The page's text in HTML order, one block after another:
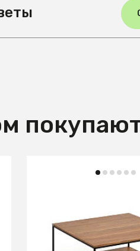
Yoana Журнальный
орехового шпона и
металла 80 x 80 см